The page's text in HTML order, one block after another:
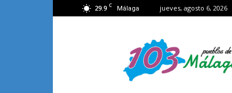
29.9 C Málaga jueves, agosto 6, 2026
Málaga